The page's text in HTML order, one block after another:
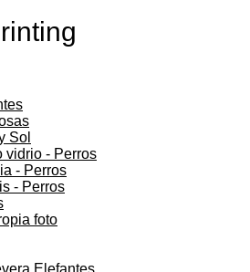
Sol
vidrio - Perros
- Perros
- Perros
foto
Elefantes